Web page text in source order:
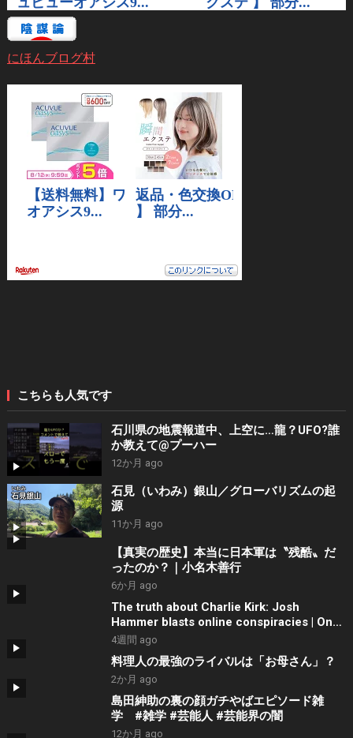
にほんブログ村
こちらも人気です
石川県の地震報道中、上空に…龍？UFO?誰
か教えて@プーハー
12か月 ago
石見（いわみ）銀山／グローバリズムの起
源
11か月 ago
【真実の歴史】本当に日本軍は〝残酷〟だ
ったのか？｜小名木善行
6か月 ago
The truth about Charlie Kirk: Josh
Hammer blasts online conspiracies | On
Balance
4週間 ago
料理人の最強のライバルは「お母さん」？
2か月 ago
島田紳助の裏の顔ガチやばエピソード雑
学 #雑学 #芸能人 #芸能界の闇
12か月 ago